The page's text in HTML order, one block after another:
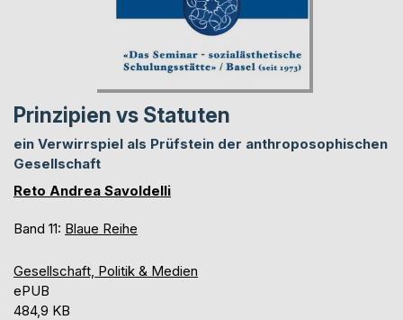
Prinzipien vs Statuten
ein Verwirrspiel als Prüfstein der anthroposophischen
Gesellschaft
Reto Andrea Savoldelli
Band 11: Blaue Reihe
Gesellschaft, Politik & Medien
ePUB
484,9 KB